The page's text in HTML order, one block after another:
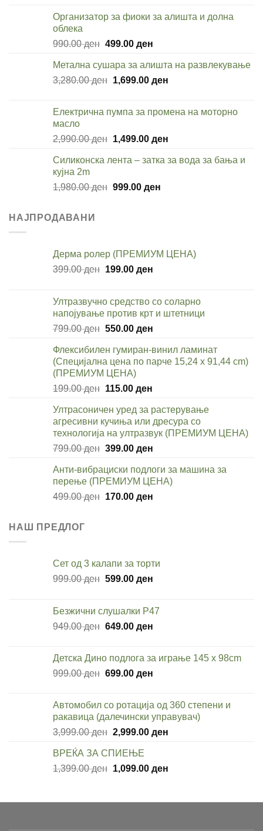
590.00 ден.299.00 ден.
Организатор за фиоки за алишта и долна
облека
990.00ден Original
was:
990.00 ден.
499.00 денCurrent
is:
499.00 ден.
Метална сушара за алишта на развлекување
3,280.00ден Original
3,280.00 ден.
1,699.00 денCurrent
1,699.00 ден.
Електрична пумпа за промена на моторно
масло
2,990.00ден Original
was:
1,499.00 денCurrent
is:
Силиконска лента – затка за вода за бања и
кујна 2m
1,980.00ден Original
999.00 денCurrent
НАЈПРОДАВАНИ
Дерма ролер (ПРЕМИУМ ЦЕНА)
399.00ден Original
399.00 ден.
199.00 денCurrent
199.00 ден.
Ултразвучно средство со соларно
напојување против крт и штетници
799.00ден Original
was:
799.00 ден.
550.00 денCurrent
is:
550.00 ден.
Флексибилен гумиран-винил ламинат
(Специјална цена по парче 15,24 x 91,44 cm)
(ПРЕМИУМ ЦЕНА)
199.00ден Original
was:
199.00 ден.
115.00 денCurrent
is:
115.00 ден.
Ултрасоничен уред за растерување
агресивни кучиња или дресура со
технологија на ултразвук (ПРЕМИУМ ЦЕНА)
799.00ден Original
was:
799.00 ден.
399.00 денCurrent
is:
399.00 ден.
Анти-вибрациски подлоги за машина за
перење (ПРЕМИУМ ЦЕНА)
499.00ден Original
170.00 денCurrent
НАШ ПРЕДЛОГ
Сет од 3 калапи за торти
999.00ден Original
999.00 ден.
599.00 денCurrent
599.00 ден.
Безжични слушалки P47
949.00ден Original
949.00 ден.
649.00 денCurrent
649.00 ден.
Детска Дино подлога за играње 145 x 98cm
999.00ден Original
999.00 ден.
699.00 денCurrent
699.00 ден.
Автомобил со ротација од 360 степени и
ракавица (далечински управувач)
3,999.00ден Original
was:
3,999.00 ден.
2,999.00 денCurrent
2,999.00 ден.
ВРЕЌА ЗА СПИЕЊЕ
1,399.00ден Original
1,399.00 ден.
1,099.00 денCurrent
1,099.00 ден.